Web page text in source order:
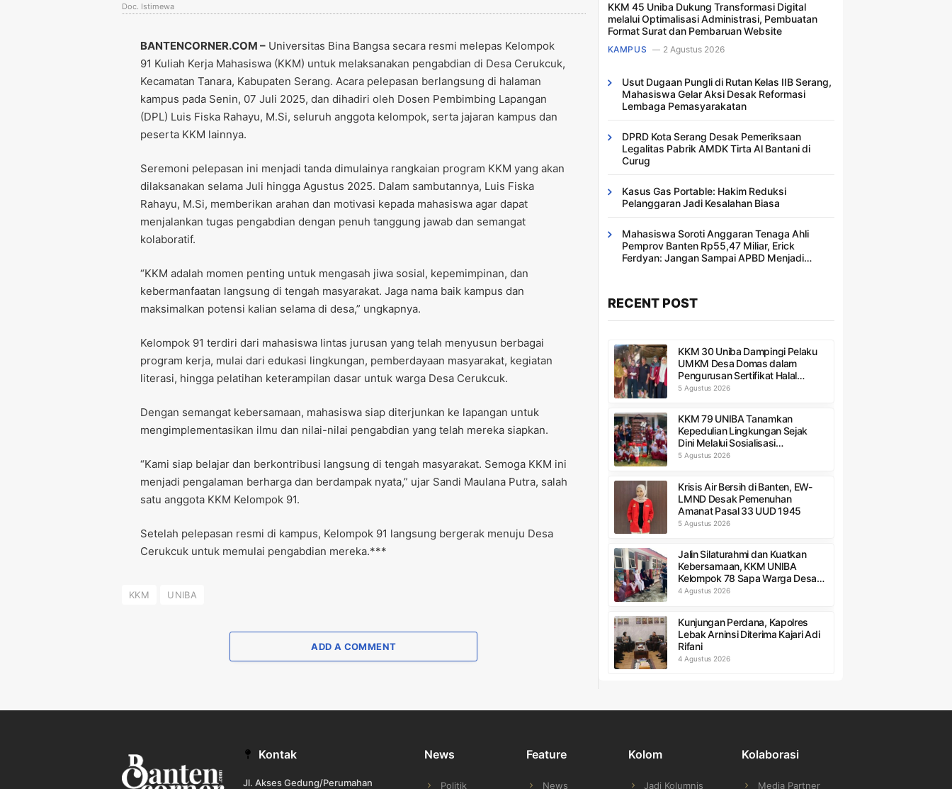
Doc. Istimewa
BANTENCORNER.COM –Universitas Bina Bangsa secara resmi melepas Kelompok
91 Kuliah Kerja Mahasiswa (KKM) untuk melaksanakan pengabdian di Desa Cerukcuk,
Kecamatan Tanara, Kabupaten Serang. Acara pelepasan berlangsung di halaman
kampus pada Senin, 07 Juli 2025, dan dihadiri oleh Dosen Pembimbing Lapangan
(DPL) Luis Fiska Rahayu, M.Si, seluruh anggota kelompok, serta jajaran kampus dan
peserta KKM lainnya.
Seremoni pelepasan ini menjadi tanda dimulainya rangkaian program KKM yang akan
dilaksanakan selama Juli hingga Agustus 2025. Dalam sambutannya, Luis Fiska
Rahayu, M.Si, memberikan arahan dan motivasi kepada mahasiswa agar dapat
menjalankan tugas pengabdian dengan penuh tanggung jawab dan semangat
kolaboratif.
“KKM adalah momen penting untuk mengasah jiwa sosial, kepemimpinan, dan
kebermanfaatan langsung di tengah masyarakat. Jaga nama baik kampus dan
maksimalkan potensi kalian selama di desa,” ungkapnya.
Kelompok 91 terdiri dari mahasiswa lintas jurusan yang telah menyusun berbagai
program kerja, mulai dari edukasi lingkungan, pemberdayaan masyarakat, kegiatan
literasi, hingga pelatihan keterampilan dasar untuk warga Desa Cerukcuk.
Dengan semangat kebersamaan, mahasiswa siap diterjunkan ke lapangan untuk
mengimplementasikan ilmu dan nilai-nilai pengabdian yang telah mereka siapkan.
“Kami siap belajar dan berkontribusi langsung di tengah masyarakat. Semoga KKM ini
menjadi pengalaman berharga dan berdampak nyata,” ujar Sandi Maulana Putra, salah
satu anggota KKM Kelompok 91.
Setelah pelepasan resmi di kampus, Kelompok 91 langsung bergerak menuju Desa
Cerukcuk untuk memulai pengabdian mereka.***
KKM UNIBA
ADD A COMMENT
KKM 45 Uniba Dukung Transformasi Digital
melalui Optimalisasi Administrasi, Pembuatan
Format Surat dan Pembaruan Website
KAMPUS 2 Agustus 2026
Usut Dugaan Pungli di Rutan Kelas IIB Serang,
Mahasiswa Gelar Aksi Desak Reformasi
Lembaga Pemasyarakatan
DPRD Kota Serang Desak Pemeriksaan
Legalitas Pabrik AMDK Tirta Al Bantani di
Curug
Kasus Gas Portable: Hakim Reduksi
Pelanggaran Jadi Kesalahan Biasa ​
Mahasiswa Soroti Anggaran Tenaga Ahli
Pemprov Banten Rp55,47 Miliar, Erick
Ferdyan: Jangan Sampai APBD Menjadi
RECENT POST
KKM 30 Uniba Dampingi Pelaku
UMKM Desa Domas dalam
Pengurusan Sertifikat Halal
Produk
5 Agustus 2026
KKM 79 UNIBA Tanamkan
Kepedulian Lingkungan Sejak
Dini Melalui Sosialisasi
Pengelolaan Sampah di SDN 1
5 Agustus 2026
Krisis Air Bersih di Banten, EW-
LMND Desak Pemenuhan
Amanat Pasal 33 UUD 1945
5 Agustus 2026
Jalin Silaturahmi dan Kuatkan
Kebersamaan, KKM UNIBA
Kelompok 78 Sapa Warga Desa
Sumurbandung
4 Agustus 2026
Kunjungan Perdana, Kapolres
Lebak Arninsi Diterima Kajari Adi
Rifani
4 Agustus 2026
Kontak
Jl. Akses Gedung/Perumahan
News
Politik
Feature
News
Kolom
Jadi Kolumnis
Kolaborasi
Media Partner